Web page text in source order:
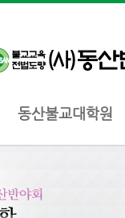
동산불교대학원